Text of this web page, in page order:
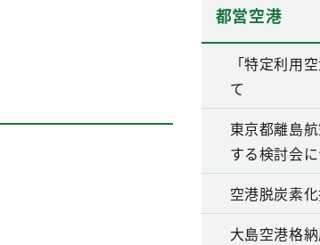
都営空港
「特定利用
て
東京都離島
する検討会
空港脱炭素
大島空港格